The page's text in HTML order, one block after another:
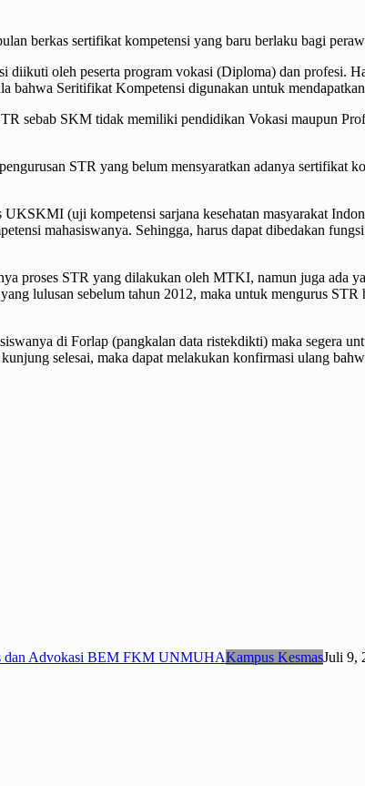
berkas sertifikat kompetensi yang baru berlaku bagi
diikuti oleh peserta program vokasi (Diploma) dan profesi.
bahwa Seritifikat Kompetensi digunakan untuk
sebab SKM tidak memiliki pendidikan Vokasi maupun
STR yang belum mensyaratkan adanya sertifikat
(uji kompetensi sarjana kesehatan masyarakat
mahasiswanya. Sehingga, harus dapat dibedakan
proses STR yang dilakukan oleh MTKI, namun juga ada
lulusan sebelum tahun 2012, maka untuk mengurus
di Forlap (pangkalan data ristekdikti) maka segera
selesai, maka dapat melakukan konfirmasi ulang
Kampus KesmasJuli 9,